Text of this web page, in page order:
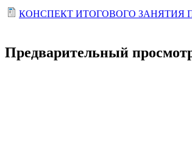
КОНСПЕКТ ИТОГОВОГО ЗАНЯТИЯ
Предварительный